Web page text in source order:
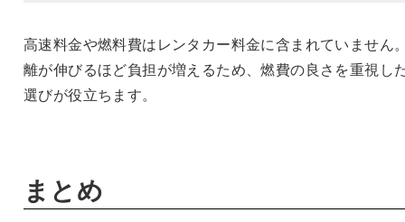
高速料金や燃料費はレンタカー料金に含まれていません
離が伸びるほど負担が増えるため、燃費の良さを重視し
選びが役立ちます。
まとめ